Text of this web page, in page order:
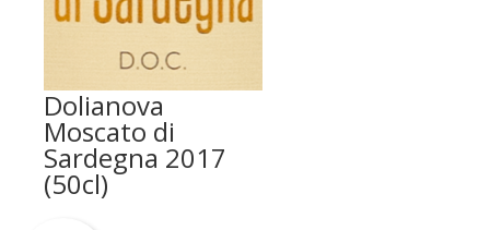
Dolianova
Moscato di
Sardegna 2017
(50cl)